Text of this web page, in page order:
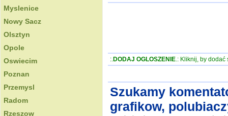
Myslenice
Nowy Sacz
Olsztyn
Opole
Oswiecim
Poznan
Przemysl
Radom
Rzeszow
:.DODAJ OGLOSZENIE.: Kliknij, by dodać
Szukamy
grafikow,